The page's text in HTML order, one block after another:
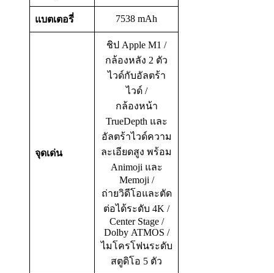
แบตเตอรี่ 7538 mAh
จุดเด่น
ชิป Apple M1 /
กล้องหลัง 2 ตัว
ไวด์กับอัลตร้า
ไวด์ /
กล้องหน้า
TrueDepth และ
อัลตร้าไวด์ความ
ละเอียดสูง พร้อม
Animoji และ
Memoji /
ถ่ายวิดีโอและตัด
ต่อได้ระดับ 4K /
Center Stage /
Dolby ATMOS /
ไมโครโฟนระดับ
สตูดิโอ 5 ตัว